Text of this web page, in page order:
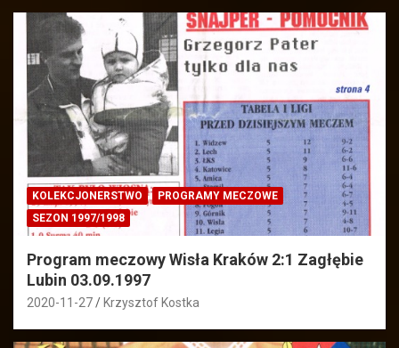
KOLEKCJONERSTWO
PROGRAMY MECZOWE
SEZON 1997/1998
Program meczowy Wisła Kraków 2:1 Zagłębie
Lubin 03.09.1997
2020-11-27 Krzysztof Kostka